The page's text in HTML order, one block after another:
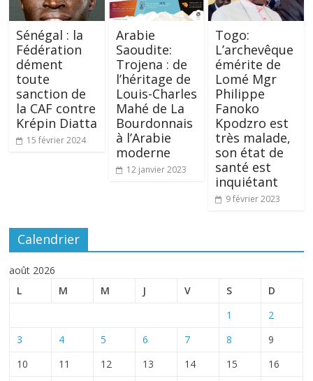
Sénégal : la
Fédération
dément
toute
sanction de
la CAF contre
Krépin Diatta
15 février 2024
Arabie
Saoudite:
Trojena : de
l’héritage de
Louis-Charles
Mahé de La
Bourdonnais
à l’Arabie
moderne
12 janvier 2023
Togo:
L’archevêque
émérite de
Lomé Mgr
Philippe
Fanoko
Kpodzro est
très malade,
son état de
santé est
inquiétant
9 février 2023
Calendrier
août 2026
L
M M J V S D
1
2
3
4 5 6 7 8
9
10
11 12 13 14 15
16